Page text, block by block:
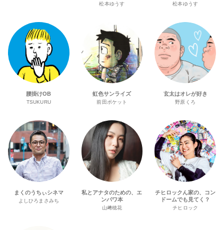
松本ゆうす 松本ゆうす
腰掛けOB
TSUKURU
虹色サンライズ
前田ポケット
玄太はオレが好き
野原くろ
まくのうちぃシネマ
よしひろまさみち
私とアナタのための、エ
ンパワ本
山﨑穂花
チヒロックん家の、コン
ドームでも見てく？
チヒロック